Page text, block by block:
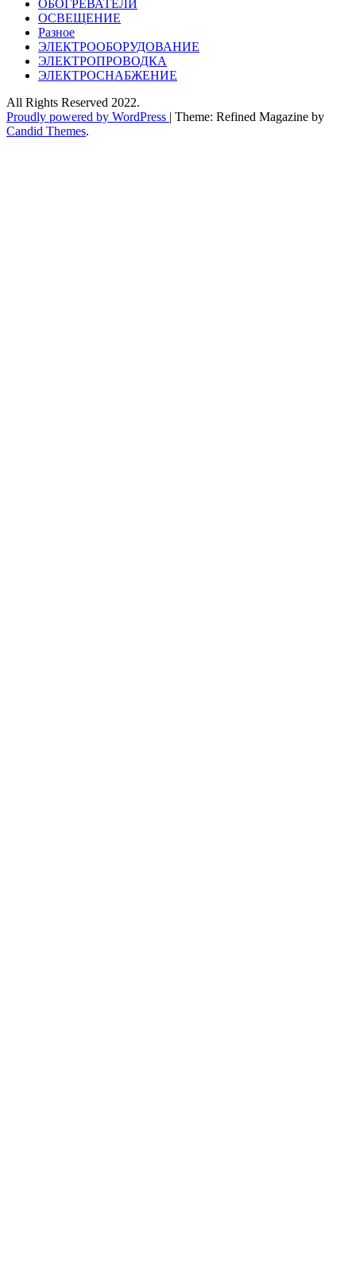
ОБОГРЕВАТЕЛИ
ОСВЕЩЕНИЕ
Разное
ЭЛЕКТРООБОРУДОВАНИЕ
ЭЛЕКТРОПРОВОДКА
ЭЛЕКТРОСНАБЖЕНИЕ
All Rights Reserved 2022.
Proudly powered by WordPress | Theme: Refined Magazine by
Candid Themes.